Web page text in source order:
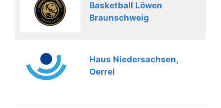
Basketball Löwen
Braunschweig
Haus Niedersachsen,
Oerrel